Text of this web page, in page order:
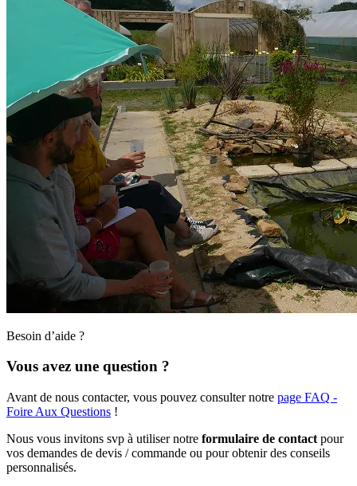
Besoin d’aide ?
Vous avez une question ?
Avant de nous contacter, vous pouvez consulter notre page FAQ -
Foire Aux Questions !
Nous vous invitons svp à utiliser notre formulaire de contact pour
vos demandes de devis / commande ou pour obtenir des conseils
personnalisés.